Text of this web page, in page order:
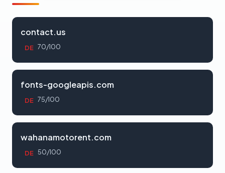
contact.us
DE 70/100
fonts-googleapis.com
DE 75/100
wahanamotorent.com
DE 50/100